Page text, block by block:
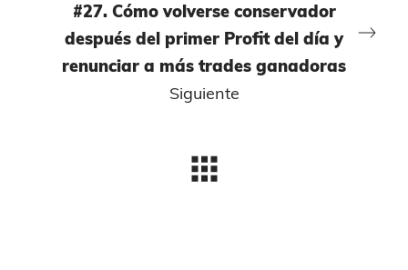
#27. Cómo volverse conservador
después del primer Profit del día y
renunciar a más trades ganadoras
Siguiente